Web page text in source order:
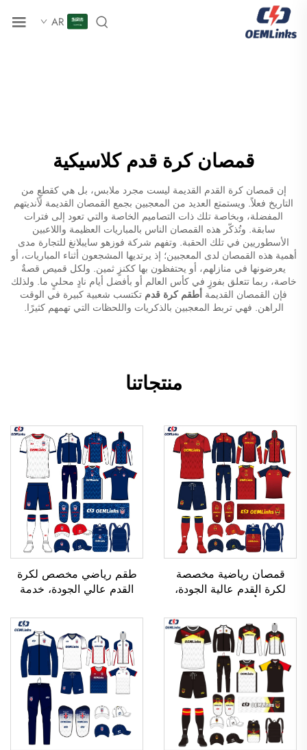
AR
قمصان كرة قدم كلاسيكية
إن قمصان كرة القدم القديمة ليست مجرد ملابس، بل هي كقطعٍ من
التاريخ فعلاً. ويستمتع العديد من المعجبين بجمع القمصان القديمة لأنديتهم
المفضلة، وبخاصة تلك ذات التصاميم الخاصة والتي تعود إلى فترات
سابقة. وتُذكّر هذه القمصان الناس بالمباريات العظيمة واللاعبين
الأسطوريين في تلك الحقبة. وتفهم شركة فوزهو سايبلانغ للتجارة مدى
أهمية هذه القمصان لدى المعجبين؛ إذ يرتديها المشجعون أثناء المباريات، أو
يعرضونها في منازلهم، أو يحتفظون بها ككنزٍ ثمين. ولكل قميص قصةٌ
خاصة، ربما تتعلق بفوزٍ في كأس العالم أو بأفضل أيام نادٍ محليٍ ما. ولذلك
فإن القمصان القديمة أطقم كرة قدم تكتسب شعبية كبيرة في الوقت
الراهن. فهي تربط المعجبين بالذكريات واللحظات التي تهمهم كثيرًا.
منتجاتنا
قمصان رياضية مخصصة
لكرة القدم عالية الجودة،
الطلب (OEM)، وقمصان
فريق كرة القدم، وملابس
كرة القدم، وقمصان رياضية
مخصصة لكرة القدم
طقم رياضي مخصص لكرة
القدم عالي الجودة، خدمة
قمصان رياضية مخصصة
لكرة القدم، أطقم زي رياضي
لكرة القدم، قمصان رياضية
مصنوعة باستخدام تقنية
التسامي